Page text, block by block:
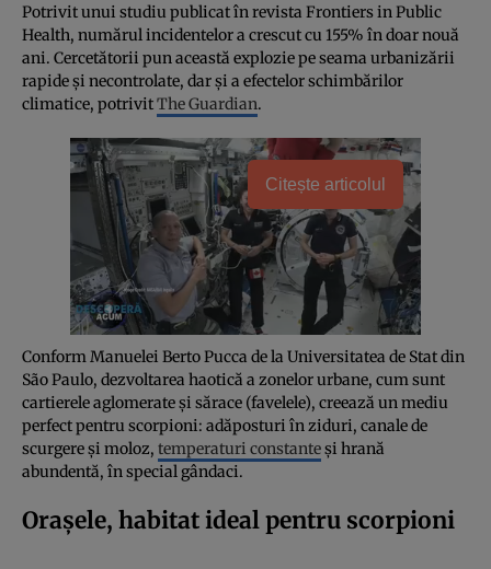
Potrivit unui studiu publicat în revista Frontiers in Public
Health, numărul incidentelor a crescut cu 155% în doar nouă
ani. Cercetătorii pun această explozie pe seama urbanizării
rapide și necontrolate, dar și a efectelor schimbărilor
climatice, potrivitThe Guardian.
Citește articolul
Conform Manuelei Berto Pucca de la Universitatea de Stat din
São Paulo, dezvoltarea haotică a zonelor urbane, cum sunt
cartierele aglomerate și sărace (favelele), creează un mediu
perfect pentru scorpioni: adăposturi în ziduri, canale de
scurgere și moloz, temperaturi constanteși hrană
abundentă, în special gândaci.
Orașele, habitat ideal pentru scorpioni